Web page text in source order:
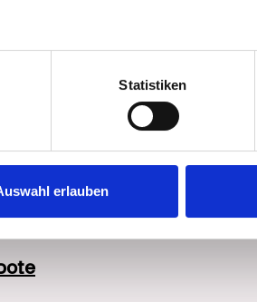
welche bis auf einige Meter
Merkmalen (Fingerprinting)
verarbeitet werden, und legen Sie
Funktionen für soziale
geben wir Informationen zu
und Analysen weiter. Unsere Partner
Statistiken
erlauben
pflegerischen